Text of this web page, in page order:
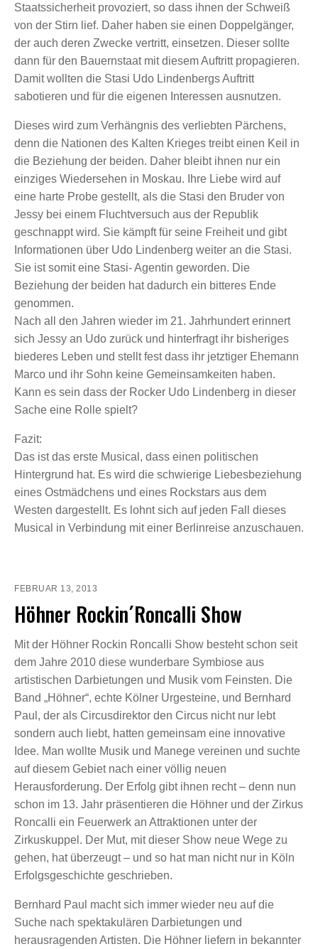
Staatssicherheit provoziert, so dass ihnen der Schweiß
von der Stirn lief. Daher haben sie einen Doppelgänger,
der auch deren Zwecke vertritt, einsetzen. Dieser sollte
dann für den Bauernstaat mit diesem Auftritt propagieren.
Damit wollten die Stasi Udo Lindenbergs Auftritt
sabotieren und für die eigenen Interessen ausnutzen.
Dieses wird zum Verhängnis des verliebten Pärchens,
denn die Nationen des Kalten Krieges treibt einen Keil in
die Beziehung der beiden. Daher bleibt ihnen nur ein
einziges Wiedersehen in Moskau. Ihre Liebe wird auf
eine harte Probe gestellt, als die Stasi den Bruder von
Jessy bei einem Fluchtversuch aus der Republik
geschnappt wird. Sie kämpft für seine Freiheit und gibt
Informationen über Udo Lindenberg weiter an die Stasi.
Sie ist somit eine Stasi- Agentin geworden. Die
Beziehung der beiden hat dadurch ein bitteres Ende
genommen.
Nach all den Jahren wieder im 21. Jahrhundert erinnert
sich Jessy an Udo zurück und hinterfragt ihr bisheriges
biederes Leben und stellt fest dass ihr jetztiger Ehemann
Marco und ihr Sohn keine Gemeinsamkeiten haben.
Kann es sein dass der Rocker Udo Lindenberg in dieser
Sache eine Rolle spielt?
Fazit:
Das ist das erste Musical, dass einen politischen
Hintergrund hat. Es wird die schwierige Liebesbeziehung
eines Ostmädchens und eines Rockstars aus dem
Westen dargestellt. Es lohnt sich auf jeden Fall dieses
Musical in Verbindung mit einer Berlinreise anzuschauen.
FEBRUAR 13, 2013
Höhner Rockin´Roncalli Show
Mit der Höhner Rockin Roncalli Show besteht schon seit
dem Jahre 2010 diese wunderbare Symbiose aus
artistischen Darbietungen und Musik vom Feinsten. Die
Band „Höhner“, echte Kölner Urgesteine, und Bernhard
Paul, der als Circusdirektor den Circus nicht nur lebt
sondern auch liebt, hatten gemeinsam eine innovative
Idee. Man wollte Musik und Manege vereinen und suchte
auf diesem Gebiet nach einer völlig neuen
Herausforderung. Der Erfolg gibt ihnen recht – denn nun
schon im 13. Jahr präsentieren die Höhner und der Zirkus
Roncalli ein Feuerwerk an Attraktionen unter der
Zirkuskuppel. Der Mut, mit dieser Show neue Wege zu
gehen, hat überzeugt – und so hat man nicht nur in Köln
Erfolgsgeschichte geschrieben.
Bernhard Paul macht sich immer wieder neu auf die
Suche nach spektakulären Darbietungen und
herausragenden Artisten. Die Höhner liefern in bekannter